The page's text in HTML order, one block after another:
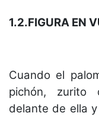
1.2.FIGURA EN
Cuando el
pichón, zurito
delante de ella